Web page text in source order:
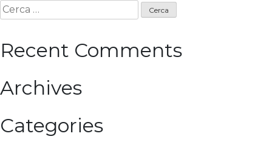
Ricerca
per:
Recent Comments
Archives
Categories